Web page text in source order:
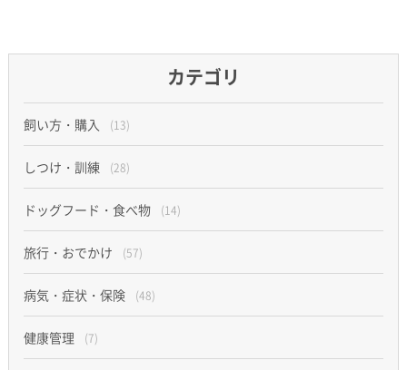
カテゴリ
飼い方・購入 (13)
しつけ・訓練 (28)
ドッグフード・食べ物 (14)
旅行・おでかけ (57)
病気・症状・保険 (48)
健康管理 (7)